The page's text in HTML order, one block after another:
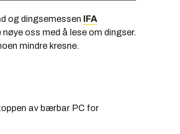
og dingsemessen
IFA
nøye oss med å lese om dingser.
mindre kresne.
av bærbar PC for